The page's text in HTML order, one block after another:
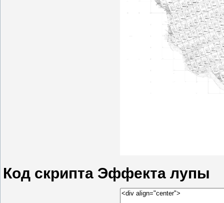
Код скрипта Эффекта лупы